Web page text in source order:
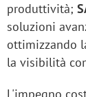
produttività;
soluzioni
ottimizzando
la visibilità